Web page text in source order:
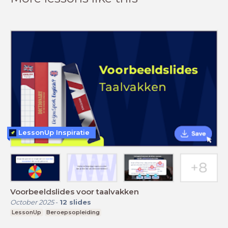
Voorbeeldslides voor taalvakken
October 2025- 12 slides
LessonUp Beroepsopleiding
LessonUp Inspiratie